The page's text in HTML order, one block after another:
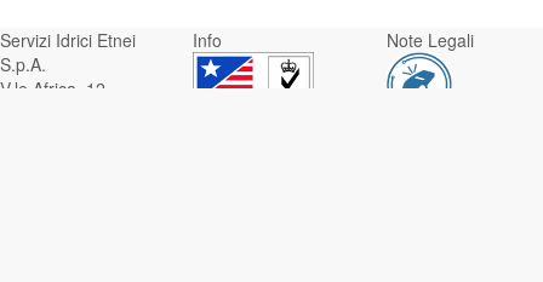
Servizi Idrici Etnei
S.p.A.
V.le Africa, 12 -
Info Note Legali